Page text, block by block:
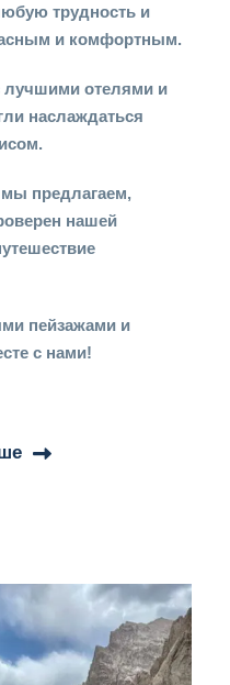
трудность и
и комфортным.
лучшими отелями и
наслаждаться
предлагаем,
нашей
пейзажами и
с нами!